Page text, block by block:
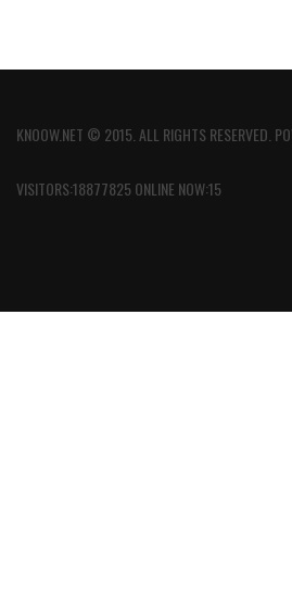
KNOOW.NET © 2015. ALL RIGHTS RESERVED.
VISITORS:18877825 ONLINE NOW:15